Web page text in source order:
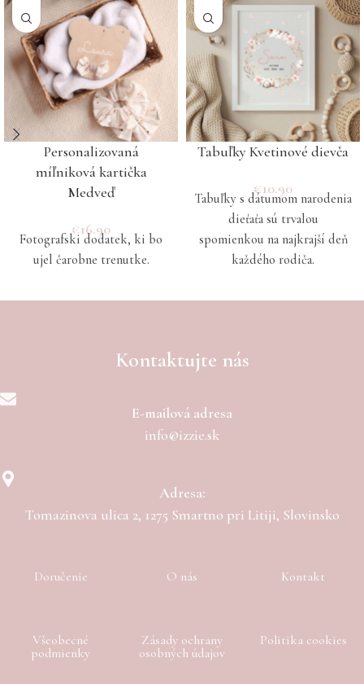
Personalizovaná
míľniková kartička
Medveď
€16.90
Fotografski dodatek, ki bo
ujel čarobne trenutke.
Tabuľky Kvetinové dievča
€10.90
Tabuľky s dátumom narodenia
dieťaťa sú trvalou
spomienkou na najkrajší deň
každého rodiča.
Kontaktujte nás
E-mailová adresa
info@izzie.sk
Adresa:
Tomazinova ulica 2, 1275 Smartno pri Litiji, Slovinsko
Doručenie O nás Kontakt
Všeobecné
podmienky
Zásady ochrany
osobných údajov
Politika cookies